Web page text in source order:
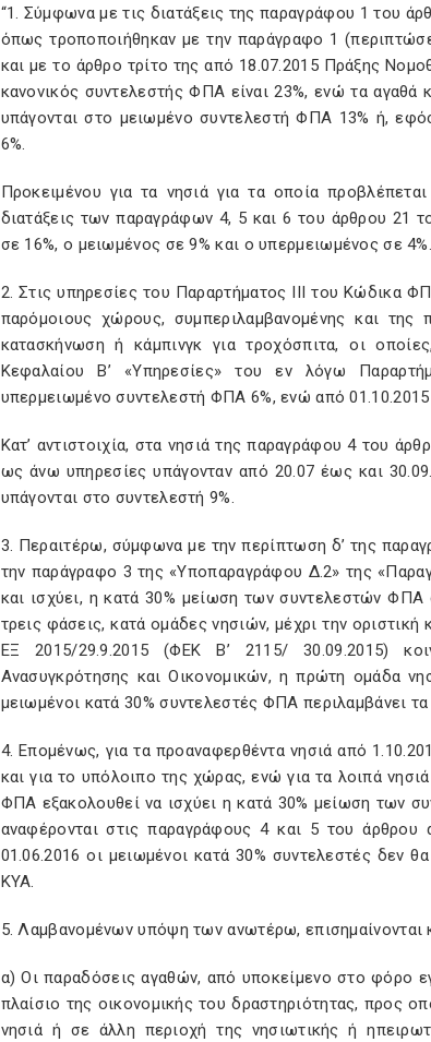
“1. Σύμφωνα με τις διατάξεις της παραγράφου 1 του
όπως τροποποιήθηκαν με την παράγραφο 1
και με το άρθρο τρίτο της από 18.07.2015 Πράξης
κανονικός συντελεστής ΦΠΑ είναι 23%, ενώ τα
υπάγονται στο μειωμένο συντελεστή ΦΠΑ 13% ή,
6%.
Προκειμένου για τα νησιά για τα οποία
διατάξεις των παραγράφων 4, 5 και 6 του άρθρου
σε 16%, ο μειωμένος σε 9% και ο υπερμειωμένος σε 4%.
2. Στις υπηρεσίες του Παραρτήματος ΙΙΙ του Κώδικα
παρόμοιους χώρους, συμπεριλαμβανομένης και
κατασκήνωση ή κάμπινγκ για τροχόσπιτα, οι
Κεφαλαίου Β’ «Υπηρεσίες» του εν λόγω
υπερμειωμένο συντελεστή ΦΠΑ 6%, ενώ από
Κατ’ αντιστοιχία, στα νησιά της παραγράφου 4 του
ως άνω υπηρεσίες υπάγονταν από 20.07 έως και
υπάγονται στο συντελεστή 9%.
3. Περαιτέρω, σύμφωνα με την περίπτωση δ’ της
την παράγραφο 3 της «Υποπαραγράφου Δ.2» της
και ισχύει, η κατά 30% μείωση των συντελεστών ΦΠΑ
τρεις φάσεις, κατά ομάδες νησιών, μέχρι την
ΕΞ 2015/29.9.2015 (ΦΕΚ Β’ 2115/ 30.09.2015)
Ανασυγκρότησης και Οικονομικών, η πρώτη ομάδα
μειωμένοι κατά 30% συντελεστές ΦΠΑ περιλαμβάνει
4. Επομένως, για τα προαναφερθέντα νησιά από
και για το υπόλοιπο της χώρας, ενώ για τα λοιπά
ΦΠΑ εξακολουθεί να ισχύει η κατά 30% μείωση των
αναφέρονται στις παραγράφους 4 και 5 του άρθρου
01.06.2016 οι μειωμένοι κατά 30% συντελεστές δεν
ΚΥΑ.
5. Λαμβανομένων υπόψη των ανωτέρω, επισημαίνονται
α) Οι παραδόσεις αγαθών, από υποκείμενο στο φόρο
πλαίσιο της οικονομικής του δραστηριότητας, προς
νησιά ή σε άλλη περιοχή της νησιωτικής ή